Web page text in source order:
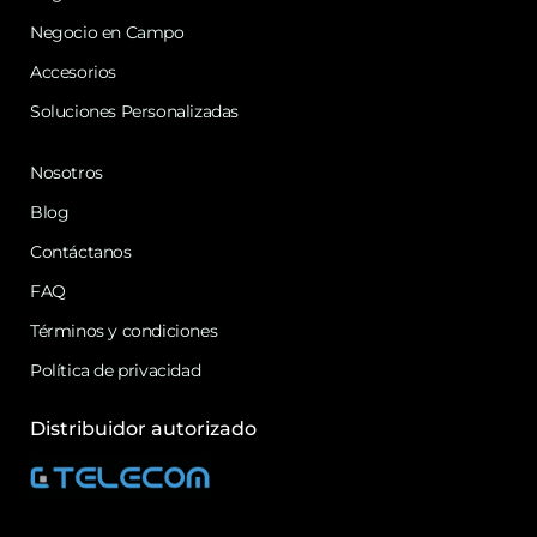
Negocio en Campo
Accesorios
Soluciones Personalizadas
Nosotros
Blog
Contáctanos
FAQ
Términos y condiciones
Política de privacidad
Distribuidor autorizado